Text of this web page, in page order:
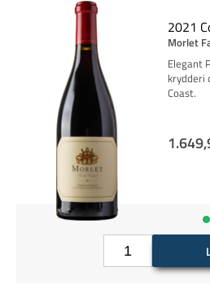
2021
Morlet
Elegant
krydderi
Coast.